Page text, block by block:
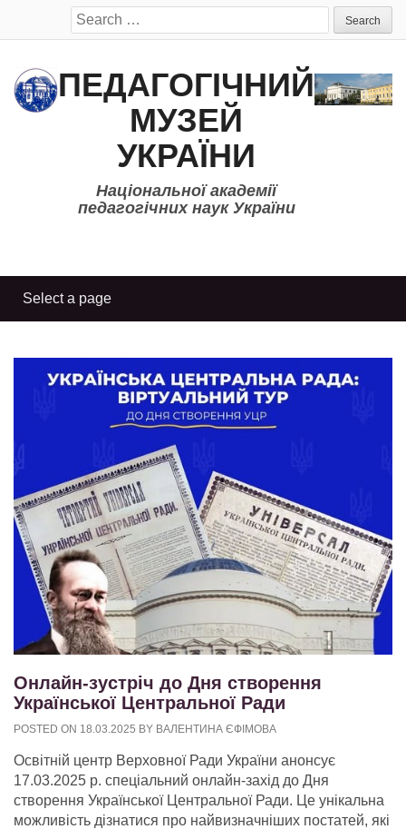
Search
for:
ПЕДАГОГІЧНИЙ
МУЗЕЙ
УКРАЇНИ
Національної академії
педагогічних наук України
Онлайн-зустріч до Дня створення
Української Центральної Ради
POSTED ON 18.03.2025 BY ВАЛЕНТИНА ЄФІМОВА
Освітній центр Верховної Ради України анонсує
17.03.2025 р. спеціальний онлайн-захід до Дня
створення Української Центральної Ради. Це унікальна
можливість дізнатися про найвизначніших постатей, які